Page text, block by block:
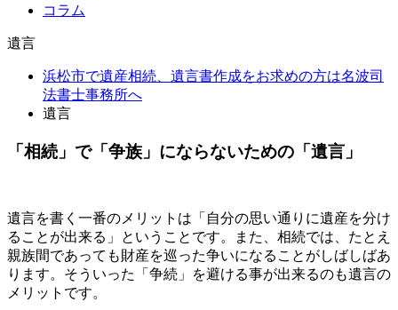
コラム
遺言
浜松市で遺産相続、遺言書作成をお求めの方は名波司
法書士事務所へ
遺言
「相続」で「争族」にならないための「遺言」
遺言を書く一番のメリットは「自分の思い通りに遺産を分け
ることが出来る」ということです。また、相続では、たとえ
親族間であっても財産を巡った争いになることがしばしばあ
ります。そういった「争続」を避ける事が出来るのも遺言の
メリットです。